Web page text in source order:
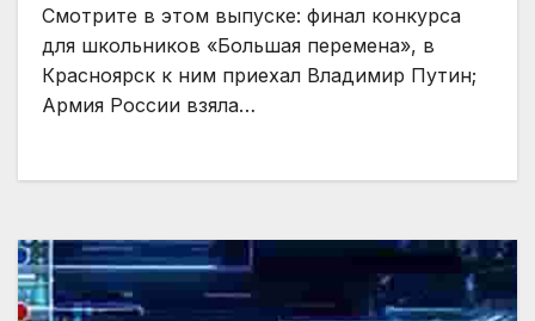
Смотрите в этом выпуске: финал конкурса
для школьников «Большая перемена», в
Красноярск к ним приехал Владимир Путин;
Армия России взяла…